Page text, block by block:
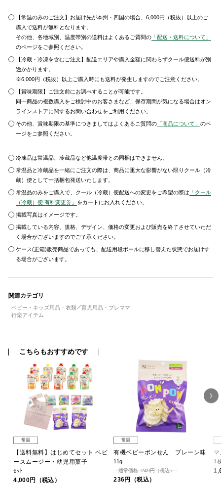
【常温のみのご注文】お届け先が本州・四国の場合、6,000円（税抜）以上のご
購入で送料が無料となります。
その他、各地域別、温度帯別の送料はよくあるご質問の 「配送・送料について」
のページをご参照ください。
【冷蔵・冷凍を含むご注文】配送エリアや購入金額に関わらずクール便送料が別
途かかります。
※6,000円（税抜）以上ご購入時にも送料が発生しますのでご注意ください。
【賞味期限】ご注文前にお調べすることが可能です。
同一商品の複数購入をご検討中のお客さまなど、保存期間が気になる場合はオン
ラインストアに関するお問い合わせをご利用ください。
その他、賞味期限の基準につきましてはよくあるご質問の 「商品について」のペ
ージをご参照ください。
冷凍品は常温品、冷蔵品など他温度帯との同梱はできません。
常温品と冷蔵品を一緒にご注文の際は、商品に重大な影響がない限りクール（冷
蔵）便として一括梱包発送いたします。
常温品のみをご購入で、クール（冷蔵）便配送への変更をご希望の際は 「クール
（冷蔵）便 有料変更券」 をカートにお入れください。
掲載写真はイメージです。
掲載している内容、規格、デザイン、価格の変更および販売を終了させていただ
く場合がございますのでご了承ください。
ケース(正箱)販売商品であっても、配送用段ボールに移し替えた状態でお届けす
る場合がございます。
関連カテゴリ
ベビー・キッズ用品・衣類
育児用品・プレママ
行楽アイテム
こちらもおすすめです
常温
【送料無料】はじめてセット ベビ
ースムージー・幼児用菓子
ｾｯﾄ
4,000円（税込）
常温
有機ベビーポンせん プレーン味
11g
通常価格: 249円（税込）
236円（税込）
1